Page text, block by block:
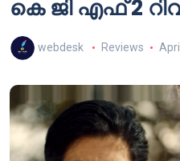
കെ ജി എഫ് 2
webdesk Reviews